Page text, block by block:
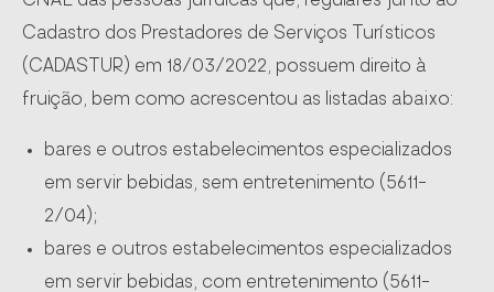
Cadastro dos Prestadores de Serviços Turísticos
(CADASTUR) em 18/03/2022, possuem direito à
fruição, bem como acrescentou as listadas abaixo:
bares e outros estabelecimentos especializados
em servir bebidas, sem entretenimento (5611-
2/04);
bares e outros estabelecimentos especializados
em servir bebidas, com entretenimento (5611-